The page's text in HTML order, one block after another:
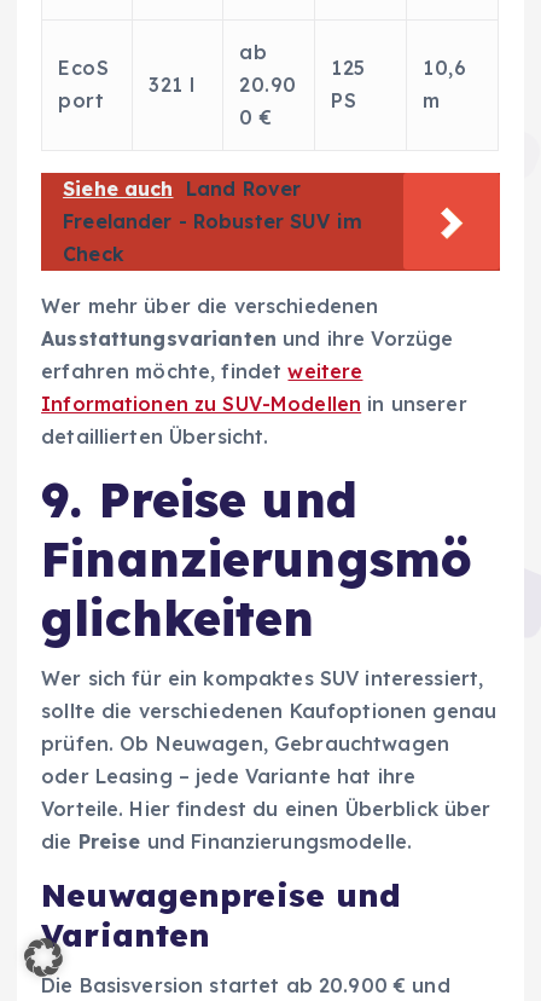
EcoS
port
321 l
ab
20.90
0 €
125
PS
10,6
m
Siehe auch
Land Rover
Freelander - Robuster SUV im
Check
Wer mehr über die verschiedenen
Ausstattungsvarianten und ihre Vorzüge
erfahren möchte, findetweitere
Informationen zu SUV-Modellen in unserer
detaillierten Übersicht.
9. Preise und
Finanzierungsmö
glichkeiten
Wer sich für ein kompaktes SUV interessiert,
sollte die verschiedenen Kaufoptionen genau
prüfen. Ob Neuwagen, Gebrauchtwagen
oder Leasing – jede Variante hat ihre
Vorteile. Hier findest du einen Überblick über
die Preise und Finanzierungsmodelle.
Neuwagenpreise und
Varianten
Die Basisversion startet ab 20.900 € und